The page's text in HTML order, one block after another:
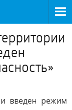
введен режим